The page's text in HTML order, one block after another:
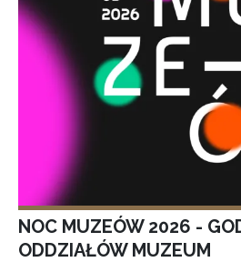
NOC MUZEÓW 2026 -
ODDZIAŁÓW MUZEUM